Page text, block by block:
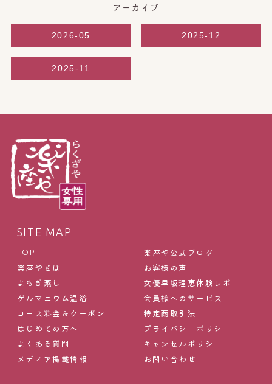
アーカイブ
2026-05 2025-12
2025-11
SITE MAP
TOP
楽座やとは
よもぎ蒸し
ゲルマニウム温浴
コース料金＆クーポン
はじめての方へ
よくある質問
メディア掲載情報
楽座や公式ブログ
お客様の声
女優早坂理恵体験レポ
会員様へのサービス
特定商取引法
プライバシーポリシー
キャンセルポリシー
お問い合わせ